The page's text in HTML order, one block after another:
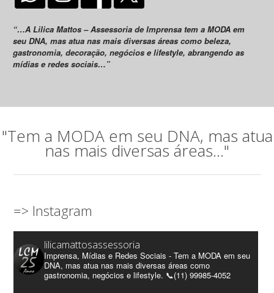
“…A Lilica Mattos – Assessoria de Imprensa tem a MODA em
seu DNA, mas atua nas mais diversas áreas como beleza,
gastronomia, decoração, negócios e lifestyle, abrangendo as
mídias e redes sociais…”
"Tem a MODA em seu DNA, mas atua
nas mais diversas áreas..."
=> Instagram
lilicamattosassessoria
Imprensa, Mídias e Redes Sociais - Tem a MODA em seu
DNA, mas atua nas mais diversas áreas como
gastronomia, negócios e lifestyle. 📞(11) 99985-4052